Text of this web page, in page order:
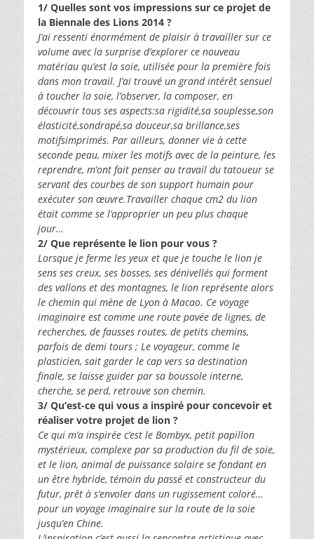
1/ Quelles sont vos impressions sur ce projet de
la Biennale des Lions 2014 ?
J’ai ressenti énormément de plaisir à travailler sur ce
volume avec la surprise d’explorer ce nouveau
matériau qu’est la soie, utilisée pour la première fois
dans mon travail. J’ai trouvé un grand intérêt sensuel
à toucher la soie, l’observer, la composer, en
découvrir tous ses aspects:sa rigidité,sa souplesse,son
élasticité,sondrapé,sa douceur,sa brillance,ses
motifsimprimés. Par ailleurs, donner vie à cette
seconde peau, mixer les motifs avec de la peinture, les
reprendre, m’ont fait penser au travail du tatoueur se
servant des courbes de son support humain pour
exécuter son œuvre.Travailler chaque cm2 du lion
était comme se l’approprier un peu plus chaque
jour…
2/ Que représente le lion pour vous ?
Lorsque je ferme les yeux et que je touche le lion je
sens ses creux, ses bosses, ses dénivellés qui forment
des vallons et des montagnes, le lion représente alors
le chemin qui mène de Lyon à Macao. Ce voyage
imaginaire est comme une route pavée de lignes, de
recherches, de fausses routes, de petits chemins,
parfois de demi tours ; Le voyageur, comme le
plasticien, sait garder le cap vers sa destination
finale, se laisse guider par sa boussole interne,
cherche, se perd, retrouve son chemin.
3/ Qu’est-ce qui vous a inspiré pour concevoir et
réaliser votre projet de lion ?
Ce qui m’a inspirée c’est le Bombyx, petit papillon
mystérieux, complexe par sa production du fil de soie,
et le lion, animal de puissance solaire se fondant en
un être hybride, témoin du passé et constructeur du
futur, prêt à s’envoler dans un rugissement coloré…
pour un voyage imaginaire sur la route de la soie
jusqu’en Chine.